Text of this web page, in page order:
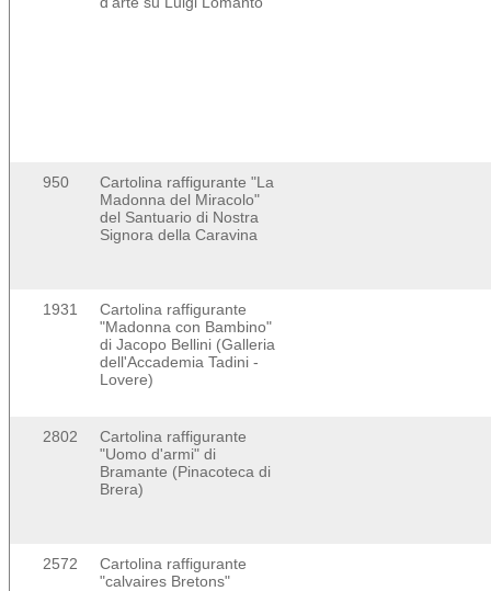
950
Cartolina raffigurante "La
Madonna del Miracolo"
del Santuario di Nostra
Signora della Caravina
1931
Cartolina raffigurante
"Madonna con Bambino"
di Jacopo Bellini (Galleria
dell'Accademia Tadini -
Lovere)
2802
Cartolina raffigurante
"Uomo d'armi" di
Bramante (Pinacoteca di
Brera)
2572
Cartolina raffigurante
"calvaires Bretons"